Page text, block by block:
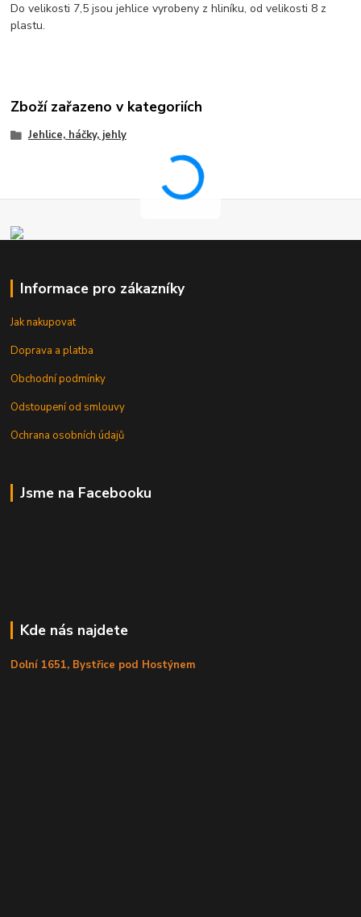
Do velikosti 7,5 jsou jehlice vyrobeny z hliníku, od velikosti 8 z
plastu.
Zboží zařazeno v kategoriích
Jehlice, háčky, jehly
Informace pro zákazníky
Jak nakupovat
Doprava a platba
Obchodní podmínky
Odstoupení od smlouvy
Ochrana osobních údajů
Jsme na Facebooku
Kde nás najdete
Dolní 1651, Bystřice pod Hostýnem